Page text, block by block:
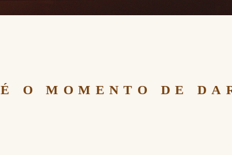
É O MOMENTO DE